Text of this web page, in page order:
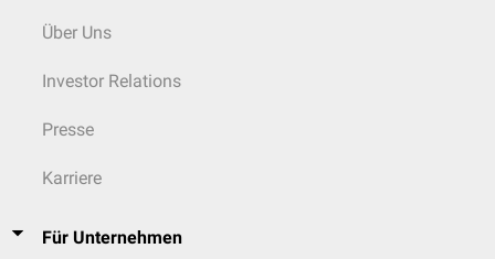
Über Uns
Investor Relations
Presse
Karriere
Für Unternehmen